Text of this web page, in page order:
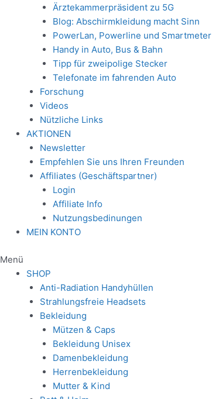
Ärztekammerpräsident zu 5G
Blog: Abschirmkleidung macht Sinn
PowerLan, Powerline und Smartmeter
Handy in Auto, Bus & Bahn
Tipp für zweipolige Stecker
Telefonate im fahrenden Auto
Forschung
Videos
Nützliche Links
AKTIONEN
Newsletter
Empfehlen Sie uns Ihren Freunden
Affiliates (Geschäftspartner)
Login
Affiliate Info
Nutzungsbedinungen
MEIN KONTO
Menü
SHOP
Anti-Radiation Handyhüllen
Strahlungsfreie Headsets
Bekleidung
Mützen & Caps
Bekleidung Unisex
Damenbekleidung
Herrenbekleidung
Mutter & Kind